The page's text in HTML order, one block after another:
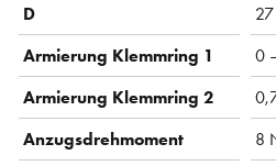
D
Armierung Klemmring 1
0
Armierung Klemmring 2
Anzugsdrehmoment
8